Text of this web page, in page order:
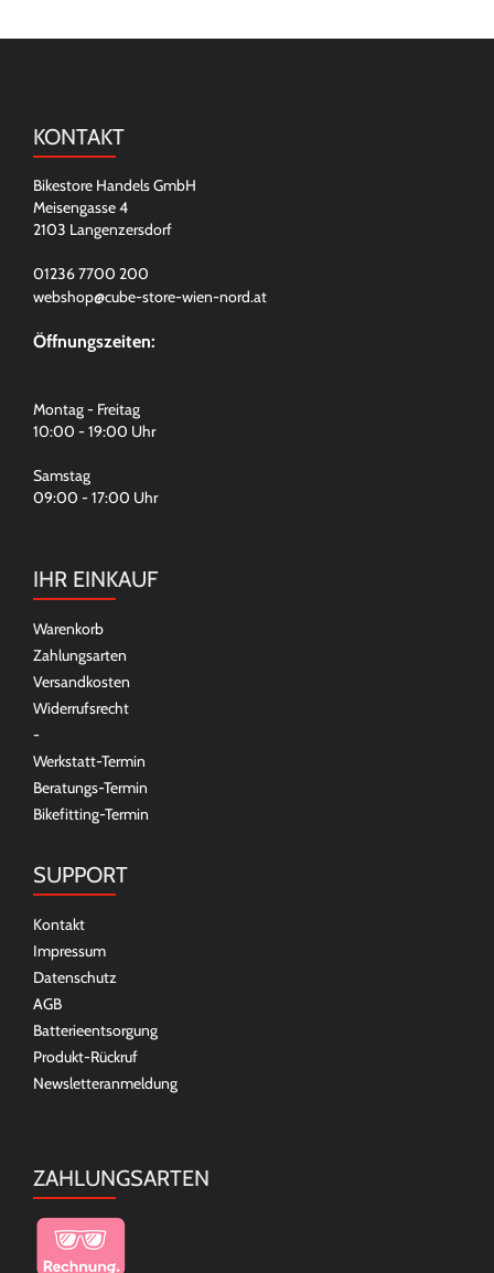
KONTAKT
Bikestore Handels GmbH
Meisengasse 4
2103 Langenzersdorf
01236 7700 200
webshop@cube-store-wien-nord.at
Öffnungszeiten:
Montag - Freitag
10:00 - 19:00 Uhr
Samstag
09:00 - 17:00 Uhr
IHR EINKAUF
Warenkorb
Zahlungsarten
Versandkosten
Widerrufsrecht
-
Werkstatt-Termin
Beratungs-Termin
Bikefitting-Termin
SUPPORT
Kontakt
Impressum
Datenschutz
AGB
Batterieentsorgung
Produkt-Rückruf
Newsletteranmeldung
ZAHLUNGSARTEN